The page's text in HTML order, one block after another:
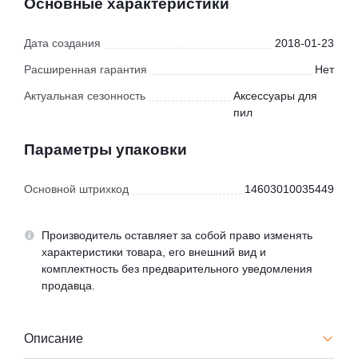
Основные характеристики
Дата создания 2018-01-23
Расширенная гарантия Нет
Актуальная сезонность
Аксессуары для
пил
Параметры упаковки
Основной штрихкод 14603010035449
Производитель оставляет за собой право изменять
характеристики товара, его внешний вид и
комплектность без предварительного уведомления
продавца.
Описание